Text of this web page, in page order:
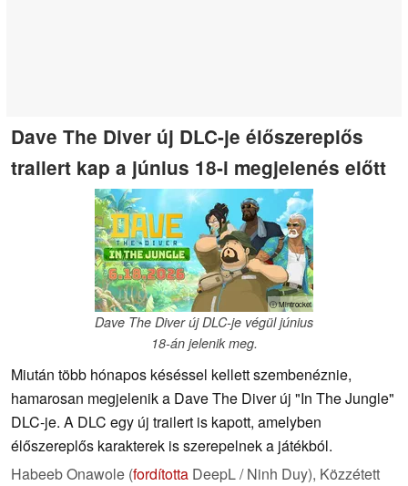
Dave The Diver új DLC-je élőszereplős
trailert kap a június 18-i megjelenés előtt
ⓘ Mintrocket
Dave The Diver új DLC-je végül június
18-án jelenik meg.
Miután több hónapos késéssel kellett szembenéznie,
hamarosan megjelenik a Dave The Diver új "In The Jungle"
DLC-je. A DLC egy új trailert is kapott, amelyben
élőszereplős karakterek is szerepelnek a játékból.
Habeeb Onawole (fordította DeepL / Ninh Duy), Közzétett